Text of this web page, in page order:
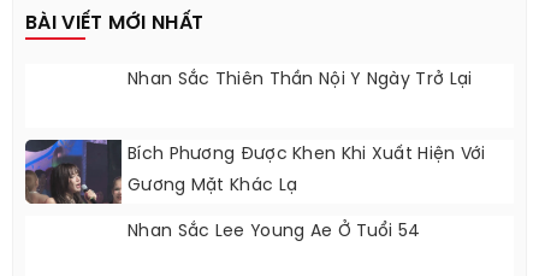
BÀI VIẾT MỚI NHẤT
Nhan Sắc Thiên Thần Nội Y Ngày Trở Lại
Bích Phương Được Khen Khi Xuất Hiện Với
Gương Mặt Khác Lạ
Nhan Sắc Lee Young Ae Ở Tuổi 54